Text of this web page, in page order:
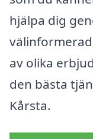
hjälpa dig
av olika
den bästa
Kårsta.